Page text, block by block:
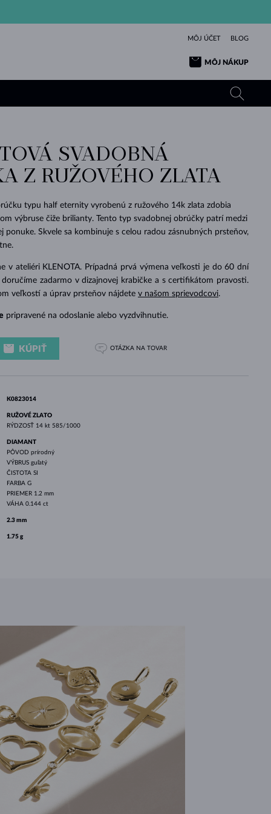
MÔJ ÚČET BLOG
MÔJ NÁKUP
VÝNIMOČNÝ
POZRIEŤ
LÁSKA
POZRIEŤ
ŽLTÉ ZLATO
RUŽOVÉ ZLATO
KRÁSOU
POZRIEŤ
TANZANITY
TOPÁSY
TURMALÍNY
VLTAVÍNY
BIELE ZLATO
KRÁSNE
POZRIEŤ
TURMALÍNY
VLTAVÍNY
MINERÁLY
PERLOVÉ PRÍVESKY
RUŽOVÉ ZLATO
PRÍVESKY
POZRIEŤ
NÁRAMKY
POZRIEŤ
ELEGANCIA
POZRIEŤ
ZAFÍRY
SMARAGDY
VLTAVÍNY
MINERÁLY
BIELE ZLATO
ŠPERKY
POZRIEŤ
KRÁSU
POZRIEŤ
KOLEKCIE
POZRIEŤ
SVADOBNÁ
Z RUŽOVÉHO ZLATA
typu half eternity vyrobenú z ružového 14k zlata zdobia
výbruse čiže brilianty. Tento typ svadobnej obrúčky patrí medzi
ponuke. Skvele sa kombinuje s celou radou zásnubných prsteňov,
v ateliéri KLENOTA. Prípadná prvá výmena veľkosti je do 60 dní
doručíme zadarmo v dizajnovej krabičke a s certifikátom pravosti.
veľkostí a úprav prsteňov nájdete v našom sprievodcovi.
pripravené na odoslanie alebo vyzdvihnutie.
KÚPIŤ OTÁZKA NA TOVAR
K0823014
RUŽOVÉ ZLATO
RÝDZOSŤ 14 kt 585/1000
DIAMANT
PÔVOD prírodný
VÝBRUS guľatý
ČISTOTA SI
FARBA G
PRIEMER 1.2 mm
VÁHA 0.144 ct
2.3 mm
1.75 g